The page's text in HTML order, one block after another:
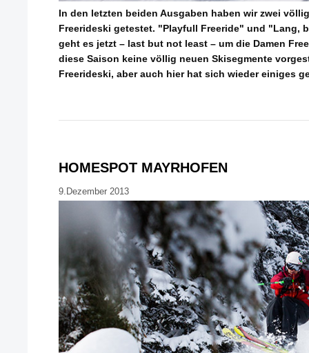
In den letzten beiden Ausgaben haben wir zwei
Freerideski getestet. "Playfull Freeride" und "Lang,
geht es jetzt – last but not least – um die Damen
diese Saison keine völlig neuen Skisegmente
Freerideski, aber auch hier hat sich wieder einiges
HOMESPOT MAYRHOFEN
9.Dezember 2013